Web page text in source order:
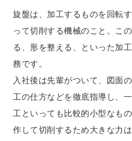
旋盤は、加工するものを回転
って切削する機械のこと。こ
る、形を整える、といった加
務です。
入社後は先輩がついて、図面
工の仕方などを徹底指導し、
工といっても比較的小型なも
作して切削するため大きな力